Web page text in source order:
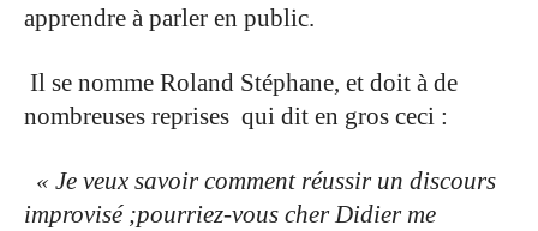
apprendre à parler en public.
Il se nomme Roland Stéphane, et doit à de
nombreuses reprises qui dit en gros ceci :
« Je veux savoir comment réussir un discours
improvisé ;pourriez-vous cher Didier me